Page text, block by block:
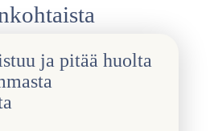
ja pitää huolta